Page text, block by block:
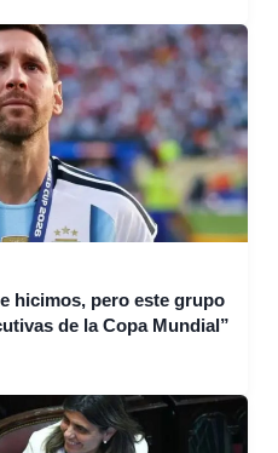
hicimos, pero este grupo
de la Copa Mundial”